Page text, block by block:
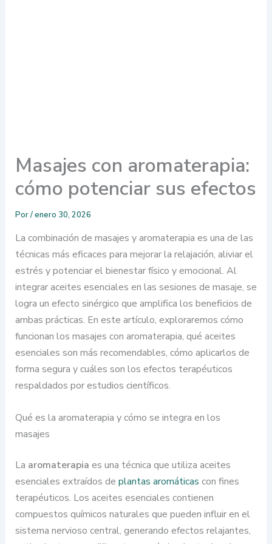
Masajes con aromaterapia:
cómo potenciar sus efectos
Por/enero 30, 2026
La combinación de masajes y aromaterapia es una de las
técnicas más eficaces para mejorar la relajación, aliviar el
estrés y potenciar el bienestar físico y emocional. Al
integrar aceites esenciales en las sesiones de masaje, se
logra un efecto sinérgico que amplifica los beneficios de
ambas prácticas. En este artículo, exploraremos cómo
funcionan los masajes con aromaterapia, qué aceites
esenciales son más recomendables, cómo aplicarlos de
forma segura y cuáles son los efectos terapéuticos
respaldados por estudios científicos.
Qué es la aromaterapia y cómo se integra en los
masajes
La aromaterapia es una técnica que utiliza aceites
esenciales extraídos de plantas aromáticas con fines
terapéuticos. Los aceites esenciales contienen
compuestos químicos naturales que pueden influir en el
sistema nervioso central, generando efectos relajantes,